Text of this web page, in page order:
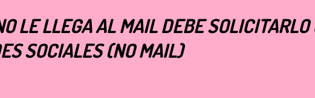
LE LLEGA AL MAIL DEBE
SOCIALES (NO MAIL)